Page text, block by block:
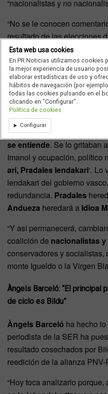
“nacionalistas y no
“No se le conocen
resultado de las elecciones
algo habría sido: ‘Me vale
comentarios sobre el
habría sido: ‘Esto no me
conocen a Yolanda Díaz
pero de haber dicho algo
matao‘”.
“Los vascos votaron.
La
se entiende. Se lo gritaban
Imanol y ocupación, político
ari, Pradales lendakari‘. Lo
lendakari del gobierno
redundancia. Pradales
Andueza heredará a Idioa
“Y así permanecerá,
coalición de nacionalistas
conservadores y socialistas,
monte Igueldo o la Virgen
Àngels Barceló: “El principal
de ciclo es Bildu”
Àngels Barceló ha hecho
periodista de la SER ha
resultado cosechados por
reedición de la alianza PNV-
“Hoy toca analizarlo
Esta web usa cookies
En PR Noticias utilizamos cookies
la mejor experiencia de usuario
elaborar estadísticas de uso y
hábitos de navegación (por
todas las cookies pulsando en el
clicando en "Configurar".
Política de cookies
Configurar